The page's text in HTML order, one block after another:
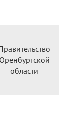
Оренбургской
области